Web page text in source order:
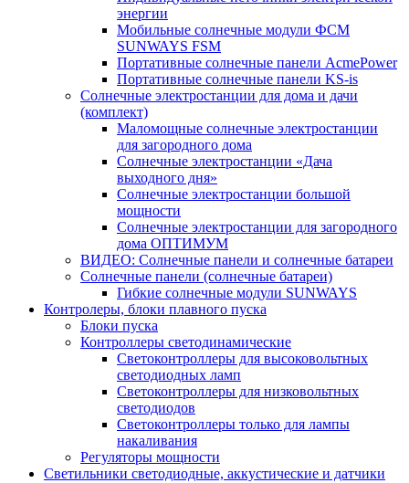
энергии
Мобильные солнечные модули ФСМ
SUNWAYS FSM
Портативные солнечные панели AcmePower
Портативные солнечные панели KS-is
Солнечные электростанции для дома и дачи
(комплект)
Маломощные солнечные электростанции
для загородного дома
Солнечные электростанции «Дача
выходного дня»
Солнечные электростанции большой
мощности
Солнечные электростанции для загородного
дома ОПТИМУМ
ВИДЕО: Солнечные панели и солнечные батареи
Солнечные панели (солнечные батареи)
Гибкие солнечные модули SUNWAYS
Контролеры, блоки плавного пуска
Блоки пуска
Контроллеры светодинамические
Светоконтроллеры для высоковольтных
светодиодных ламп
Светоконтроллеры для низковольтных
светодиодов
Светоконтроллеры только для лампы
накаливания
Регуляторы мощности
Светильники светодиодные, аккустические и датчики